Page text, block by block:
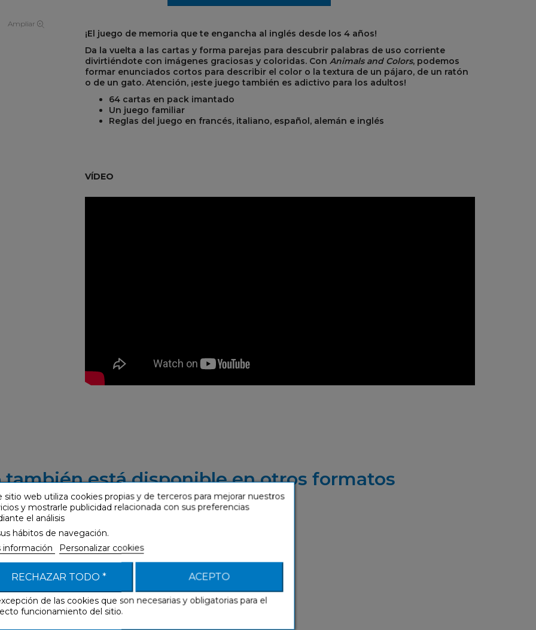
Ampliar
¡El juego de memoria que te engancha al inglés desde los 4 años!
Da la vuelta a las cartas y forma parejas para descubrir palabras de uso corriente
divirtiéndote con imágenes graciosas y coloridas. Con Animals and Colors, podemos
formar enunciados cortos para describir el color o la textura de un pájaro, de un ratón
o de un gato. Atención, ¡este juego también es adictivo para los adultos!
64 cartas en pack imantado
Un juego familiar
Reglas del juego en francés, italiano, español, alemán e inglés
VÍDEO
también está disponible en otros formatos
sitio web utiliza cookies propias y de terceros para mejorar nuestros
y mostrarle publicidad relacionada con sus preferencias
el análisis
hábitos de navegación.
información
Personalizar cookies
RECHAZAR TODO * ACEPTO
de las cookies que son necesarias y obligatorias para el
funcionamiento del sitio.